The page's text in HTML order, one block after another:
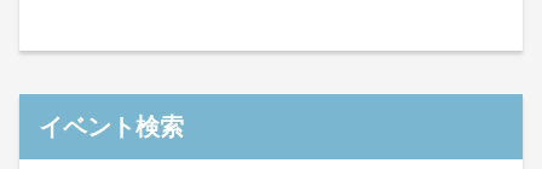
イベント検索